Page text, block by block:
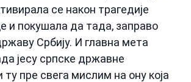
се након трагедије
и покушала да тада, заправо
Србију. И главна мета
јесу српске државне
ту пре свега мислим на ону која